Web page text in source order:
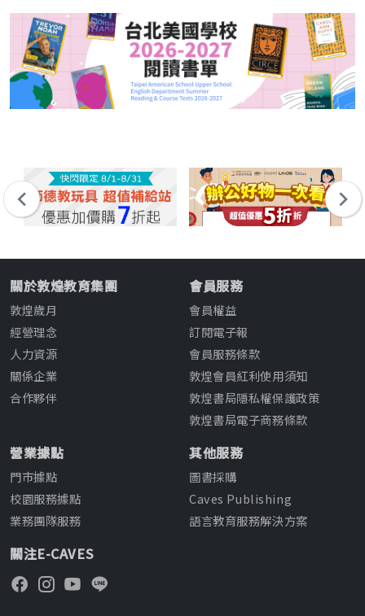
關於敦煌教育集團
敦煌歲月
經營理念
人力資源
關係企業
合作夥伴
會員服務
會員權益
訂閱電子報
會員服務條款
敦煌會員紅利使用須知
敦煌書局隱私權保護政策
敦煌書局電子商務條款
營業據點
門市據點
校園服務據點
業務團隊服務
其他服務
圖書採購
Caves Publishing
語言教育服務解決方案
關注E-CAVES